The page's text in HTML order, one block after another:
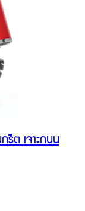
รีต เจาะถนน